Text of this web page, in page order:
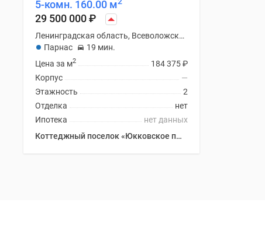
5-комн. 160.00 м
29 500 000₽
Ленинградская область, Всеволожский район
Парнас
19 мин.
184 375₽
Цена за м2
—
Корпус
2
Этажность
нет
Отделка
нет данных
Ипотека
Коттеджный поселок «Юкковское парк»